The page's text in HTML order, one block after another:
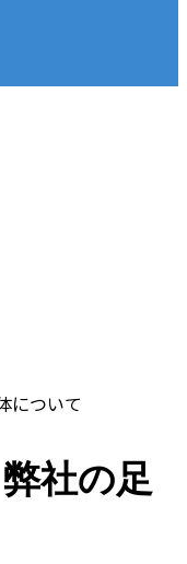
について
社の足